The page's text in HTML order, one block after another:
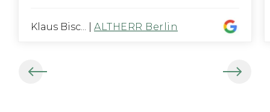
Klaus Bisc... ALTHERR Berlin